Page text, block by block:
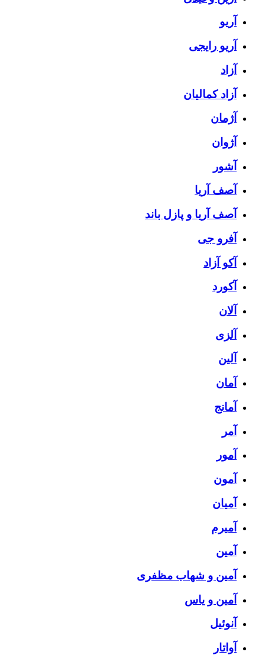
آریو
آریو رایجی
آزاد
آزاد کمالیان
آژمان
آژوان
آشور
آصف آریا
آصف آریا و پازل باند
آفرو جی
آکو آزاد
آکورد
آلان
آلزی
آلین
آمان
آمانج
آمر
آمور
آمون
آمیان
آمیرم
آمین
آمین و شهاب مظفری
آمین و یاس
آنوئیل
آواتار